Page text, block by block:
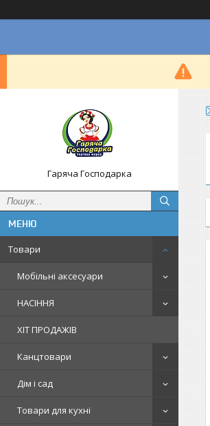
Гаряча Господарка
Товари
Мобільні аксесуари
НАСІННЯ
ХІТ ПРОДАЖІВ
Канцтовари
Дім і сад
Товари для кухні